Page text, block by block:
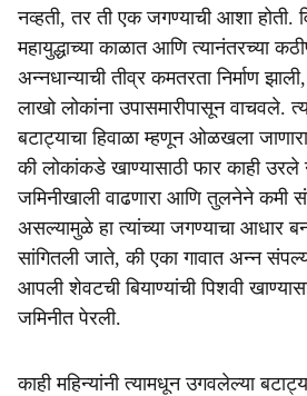
नव्हती, तर ती एक जगण्याची आशा होती.
महायुद्धाच्या काळात आणि त्यानंतरच्या
अन्नधान्याची तीव्र कमतरता निर्माण
लाखो लोकांना उपासमारीपासून वाचवले.
बटाट्याचा हिवाळा म्हणून ओळखला
की लोकांकडे खाण्यासाठी फार काही उरले
जमिनीखाली वाढणारा आणि तुलनेने कमी
असल्यामुळे हा त्यांच्या जगण्याचा आधार
सांगितली जाते, की एका गावात अन्न
आपली शेवटची बियाण्यांची पिशवी
जमिनीत पेरली.
काही महिन्यांनी त्यामधून उगवलेल्या